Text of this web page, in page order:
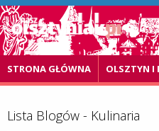
STRONA GŁÓWNA OLSZTYN I
Lista Blogów - Kulinaria